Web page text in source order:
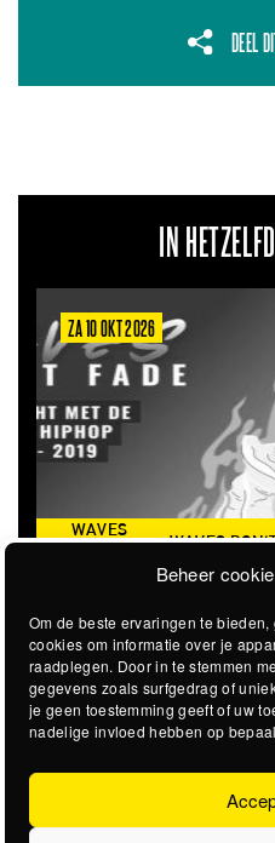
Beheer
Om de beste ervaringen te
cookies om informatie over je
raadplegen. Door in te stemmen
gegevens zoals surfgedrag of
je geen toestemming geeft of uw
nadelige invloed hebben op
DEEL
IN
ZA 10 OKT 2026
WAVES
WAVES
NAAR DE